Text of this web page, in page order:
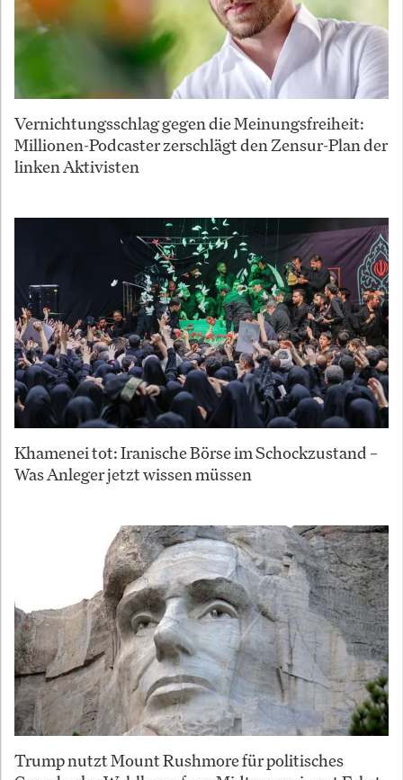
Vernichtungsschlag gegen die Meinungsfreiheit:
Millionen-Podcaster zerschlägt den Zensur-Plan der
linken Aktivisten
Khamenei tot: Iranische Börse im Schockzustand –
Was Anleger jetzt wissen müssen
Trump nutzt Mount Rushmore für politisches